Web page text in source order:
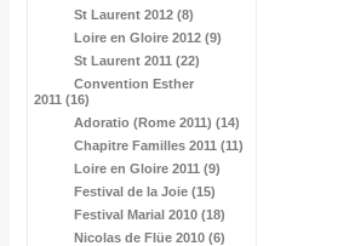
St Laurent 2012 (8)
Loire en Gloire 2012 (9)
St Laurent 2011 (22)
Convention Esther
2011 (16)
Adoratio (Rome 2011) (14)
Chapitre Familles 2011 (11)
Loire en Gloire 2011 (9)
Festival de la Joie (15)
Festival Marial 2010 (18)
Nicolas de Flüe 2010 (6)